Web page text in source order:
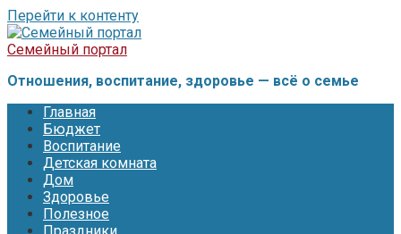
Перейти к контенту
Семейный портал
Отношения, воспитание, здоровье — всё о семье
Главная
Бюджет
Воспитание
Детская комната
Дом
Здоровье
Полезное